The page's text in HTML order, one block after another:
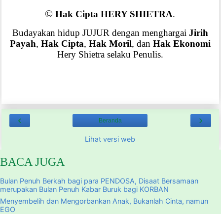
©Hak Cipta HERY SHIETRA.
Budayakan hidup JUJUR dengan menghargai Jirih
Payah, Hak Cipta, Hak Moril, dan Hak Ekonomi
Hery Shietra selaku Penulis.
‹ ›
Beranda
Lihat versi web
BACA JUGA
Bulan Penuh Berkah bagi para PENDOSA, Disaat Bersamaan
merupakan Bulan Penuh Kabar Buruk bagi KORBAN
Menyembelih dan Mengorbankan Anak, Bukanlah Cinta, namun
EGO